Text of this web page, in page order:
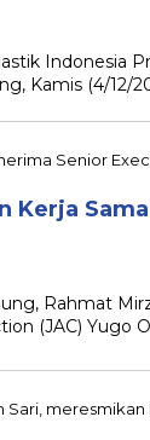
Indonesia
Kamis (4/12/
Kerja
Rahmat
(JAC) Yugo